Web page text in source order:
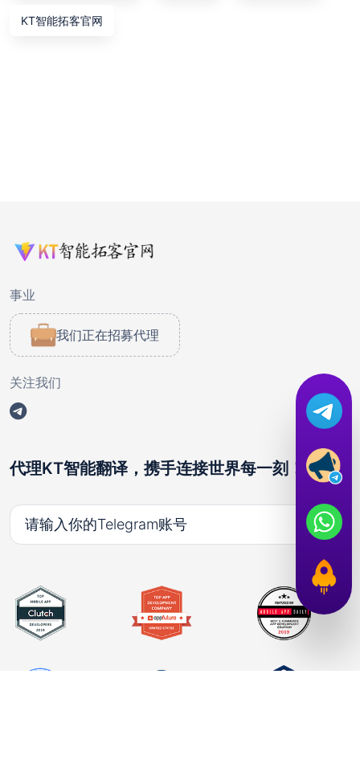
KT智能拓客官网
事业
我们正在招募代理
关注我们
代理KT智能翻译，携手连接世界每一刻！